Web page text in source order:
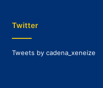
Twitter
Tweets by cadena_xeneize